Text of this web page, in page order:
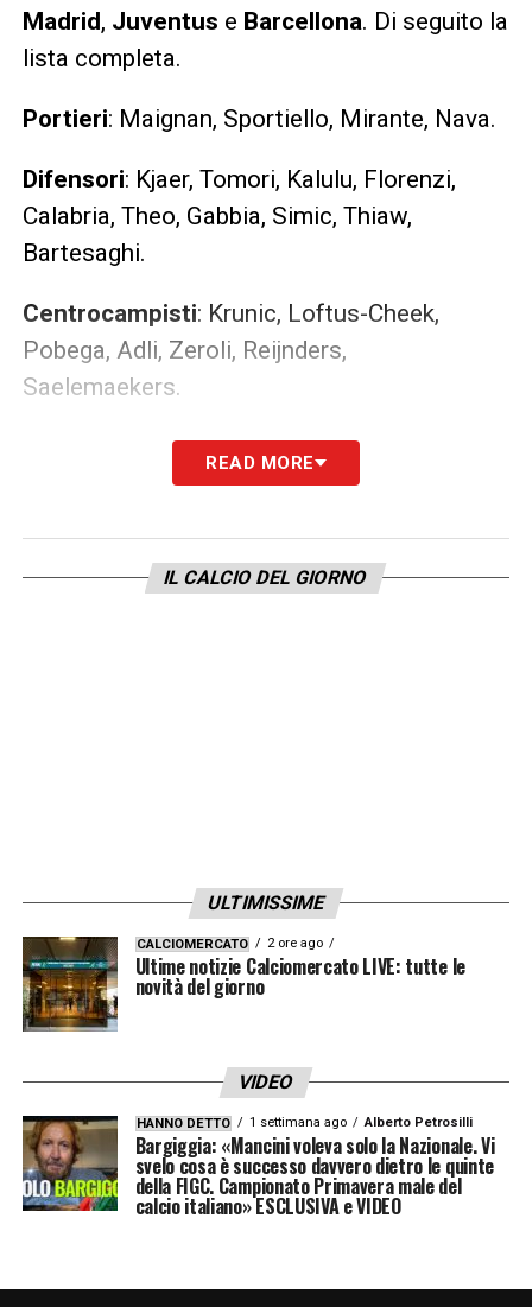
Madrid, Juventus e Barcellona. Di seguito la
lista completa.
Portieri: Maignan, Sportiello, Mirante, Nava.
Difensori: Kjaer, Tomori, Kalulu, Florenzi,
Calabria, Theo, Gabbia, Simic, Thiaw,
Bartesaghi.
Centrocampisti: Krunic, Loftus-Cheek,
Pobega, Adli, Zeroli, Reijnders,
Saelemaekers.
: Pulisic, Leao, Giroud, Chaka T.,
De Ketelaere, Messias, Colombo, Romero.
LEGGI ALTRE NOTIZIE SU
MILANNEWS24.COM
READ MORE
IL CALCIO DEL GIORNO
ULTIMISSIME
CALCIOMERCATO 2 ore ago
Ultime notizie Calciomercato LIVE: tutte le
novità del giorno
VIDEO
HANNO DETTO 1 settimana ago Alberto Petrosilli
Bargiggia: «Mancini voleva solo la Nazionale. Vi
svelo cosa è successo davvero dietro le quinte
della FIGC. Campionato Primavera male del
calcio italiano» ESCLUSIVA e VIDEO